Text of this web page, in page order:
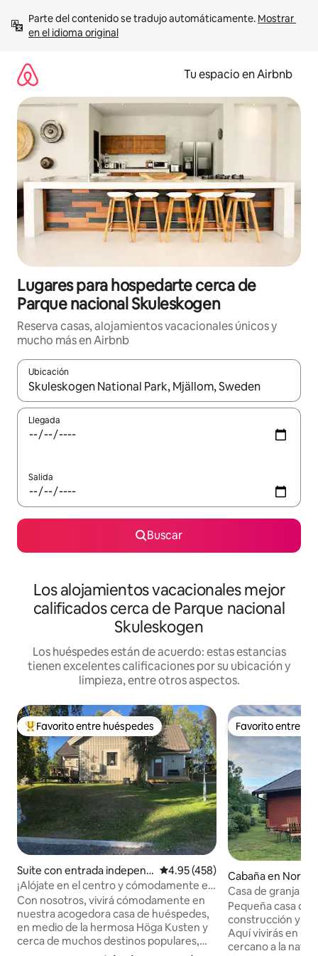
contenido
Parte del contenido se tradujo automáticamente. Mostrar
en el idioma original
Tu espacio en Airbnb
Lugares para hospedarte cerca de
Parque nacional Skuleskogen
Reserva casas, alojamientos vacacionales únicos y
mucho más en Airbnb
Ubicación
Cuando los resultados estén disponibles, podrás navegar
Llegada
Salida
Buscar
Los alojamientos vacacionales mejor
calificados cerca de Parque nacional
Skuleskogen
Los huéspedes están de acuerdo: estas estancias
tienen excelentes calificaciones por su ubicación y
limpieza, entre otros aspectos.
De los mejores en Favorito entre huéspedes
Favorito entre huéspedes
Suite con entrada independ
iente en Kramfors Ö
Calificación promedio: 4.95 de
4.95 (458)
¡Alójate en el centro y cómodamente en
la hermosa Höga Kusten!
Con nosotros, vivirá cómodamente en
nuestra acogedora casa de huéspedes,
en medio de la hermosa Höga Kusten y
cerca de muchos destinos populares,
Favorito entre
Favorito entre
Cabaña en
Casa de granja
Pequeña casa de
construcción y
Aquí vivirás en
cercano a la